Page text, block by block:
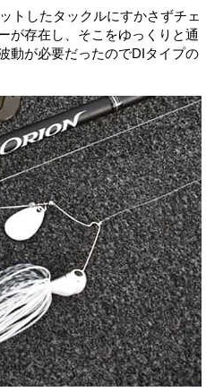
トしたタックルにすかさずチェ
が存在し、そこをゆっくりと通
動が必要だったのでDIタイプの